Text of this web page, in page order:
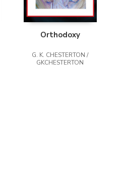
Orthodoxy
G. K. CHESTERTON /
GKCHESTERTON